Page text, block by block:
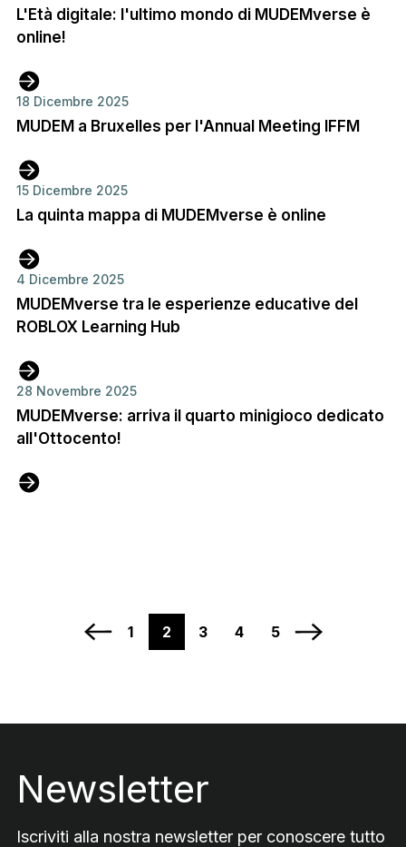
L'Età digitale: l'ultimo mondo di MUDEMverse è
online!
18 Dicembre 2025
MUDEM a Bruxelles per l'Annual Meeting IFFM
15 Dicembre 2025
La quinta mappa di MUDEMverse è online
4 Dicembre 2025
MUDEMverse tra le esperienze educative del
ROBLOX Learning Hub
28 Novembre 2025
MUDEMverse: arriva il quarto minigioco dedicato
all'Ottocento!
Comandi di paginazioneVai alla pagina
Pagina 1
1
Vai alla pagina precedente
Pagina 2
2 Pagina 3
3 Pagina 4
4 Pagina 5
5
Newsletter
Iscriviti alla nostra newsletter per conoscere tutto